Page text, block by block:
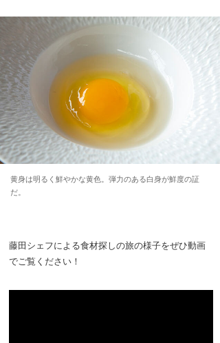
黄身は明るく鮮やかな黄色。弾力のある白身が鮮度の証
だ。
藤田シェフによる食材探しの旅の様子をぜひ動画
でご覧ください！